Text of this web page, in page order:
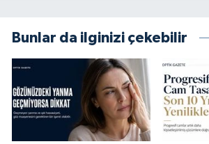
Bunlar da ilginizi çekebilir